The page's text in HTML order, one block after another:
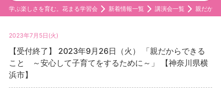
学ぶ楽しさを育む。花まる学習会 新着情報一覧 講演会一覧 親だか
2023年7月5日(火)
【受付終了】 2023年9月26日（火） 「親だからできる
こと ～安心して子育てをするために～」 【神奈川県横
浜市】